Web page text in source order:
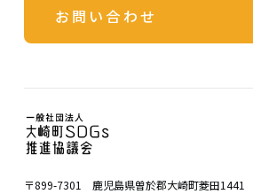
お問い合わせ
〒899-7301 鹿児島県曽於郡大崎町菱田1441